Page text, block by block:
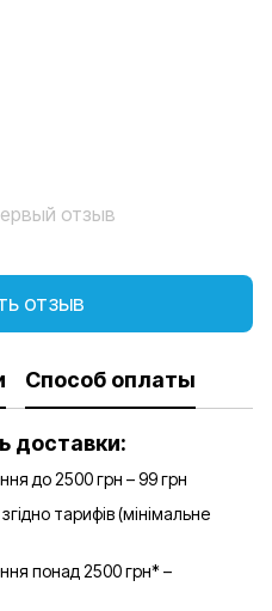
отзыв
отзыв
Способ оплаты
доставки:
до 2500 грн – 99 грн
тарифів (мінімальне
понад 2500 грн* –